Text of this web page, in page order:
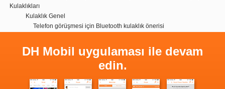
Kulaklıkları
Kulaklık Genel
Telefon görüşmesi için Bluetooth kulaklık önerisi
DH Mobil uygulaması ile devam
edin.